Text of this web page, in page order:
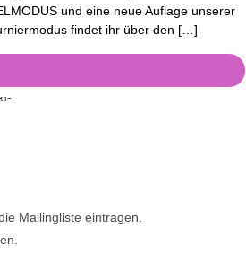
und eine neue Auflage unserer
findet ihr über den […]
Mailingliste eintragen.